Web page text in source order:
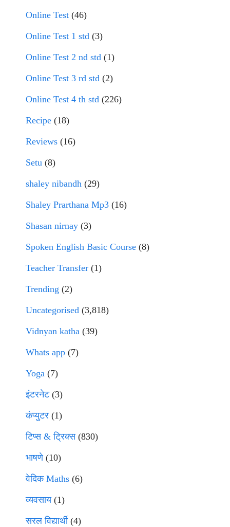
Online Test (46)
Online Test 1 std (3)
Online Test 2 nd std (1)
Online Test 3 rd std (2)
Online Test 4 th std (226)
Recipe (18)
Reviews (16)
Setu (8)
shaley nibandh (29)
Shaley Prarthana Mp3 (16)
Shasan nirnay (3)
Spoken English Basic Course (8)
Teacher Transfer (1)
Trending (2)
Uncategorised (3,818)
Vidnyan katha (39)
Whats app (7)
Yoga (7)
इंटरनेट(3)
कंप्युटर (1)
टिप्स & ट्रिक्स(830)
भाषणे(10)
वेदिक Maths (6)
व्यवसाय(1)
सरल विद्यार्थी(4)